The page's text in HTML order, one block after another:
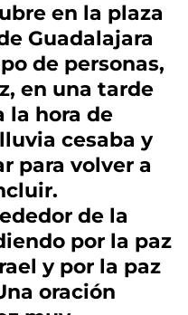
en la plaza
Guadalajara
de personas,
en una tarde
la hora de
cesaba y
para volver a
de la
por la paz
y por la paz
oración